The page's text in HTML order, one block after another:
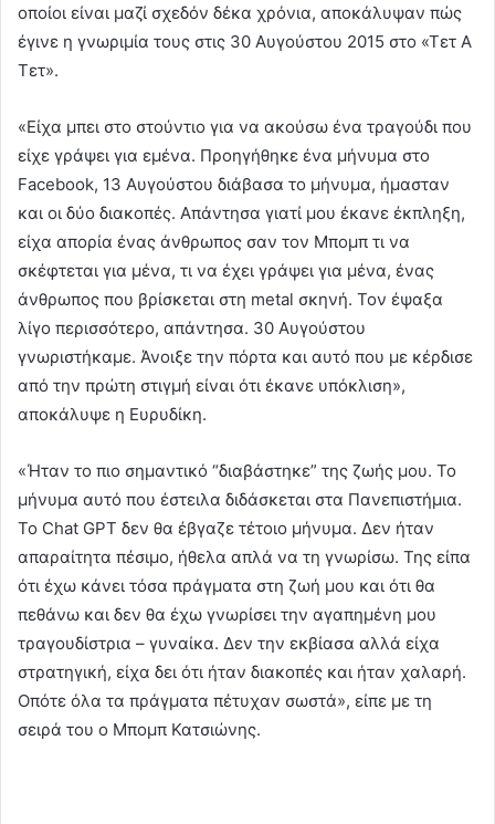
οποίοι είναι μαζί σχεδόν δέκα χρόνια, αποκάλυψαν πώς
έγινε η γνωριμία τους στις 30 Αυγούστου 2015 στο «Τετ Α
Τετ».
«Είχα μπει στο στούντιο για να ακούσω ένα τραγούδι που
είχε γράψει για εμένα. Προηγήθηκε ένα μήνυμα στο
Facebook, 13 Αυγούστου διάβασα το μήνυμα, ήμασταν
και οι δύο διακοπές. Απάντησα γιατί μου έκανε έκπληξη,
είχα απορία ένας άνθρωπος σαν τον Μπομπ τι να
σκέφτεται για μένα, τι να έχει γράψει για μένα, ένας
άνθρωπος που βρίσκεται στη metal σκηνή. Τον έψαξα
λίγο περισσότερο, απάντησα. 30 Αυγούστου
γνωριστήκαμε. Άνοιξε την πόρτα και αυτό που με κέρδισε
από την πρώτη στιγμή είναι ότι έκανε υπόκλιση»,
αποκάλυψε η Ευρυδίκη.
«Ήταν το πιο σημαντικό “διαβάστηκε” της ζωής μου. Το
μήνυμα αυτό που έστειλα διδάσκεται στα Πανεπιστήμια.
Το Chat GPT δεν θα έβγαζε τέτοιο μήνυμα. Δεν ήταν
απαραίτητα πέσιμο, ήθελα απλά να τη γνωρίσω. Της είπα
ότι έχω κάνει τόσα πράγματα στη ζωή μου και ότι θα
πεθάνω και δεν θα έχω γνωρίσει την αγαπημένη μου
τραγουδίστρια – γυναίκα. Δεν την εκβίασα αλλά είχα
στρατηγική, είχα δει ότι ήταν διακοπές και ήταν χαλαρή.
Οπότε όλα τα πράγματα πέτυχαν σωστά», είπε με τη
σειρά του ο Μπομπ Κατσιώνης.